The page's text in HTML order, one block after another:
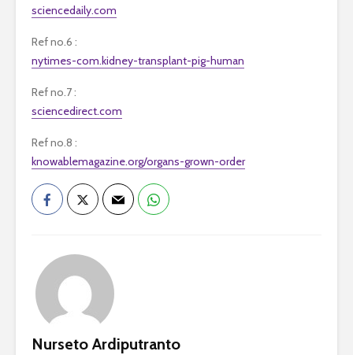
sciencedaily.com
Ref no.6 :
nytimes-com.kidney-transplant-pig-human
Ref no.7 :
sciencedirect.com
Ref no.8 :
knowablemagazine.org/organs-grown-order
Nurseto Ardiputranto